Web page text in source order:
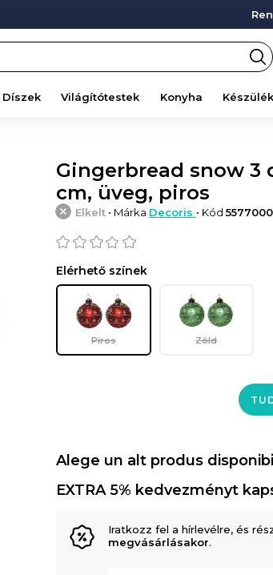
Díszek Világítótestek Konyha
Gingerbread snow 3
cm, üveg, piros
Elkelt • Márka Decoris • Kód
Elérhető színek
Piros Zöld
Alege un alt produs
EXTRA 5% kedvezményt
Iratkozz fel a hírlevélre, és
megvásárlásakor.